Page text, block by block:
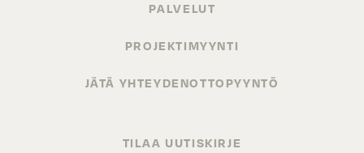
PALVELUT
PROJEKTIMYYNTI
JÄTÄ YHTEYDENOTTOPYYNTÖ
TILAA UUTISKIRJE